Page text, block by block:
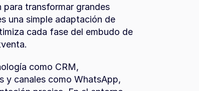
transformar grandes
una simple adaptación de
cada fase del embudo de
como CRM,
y canales como WhatsApp,